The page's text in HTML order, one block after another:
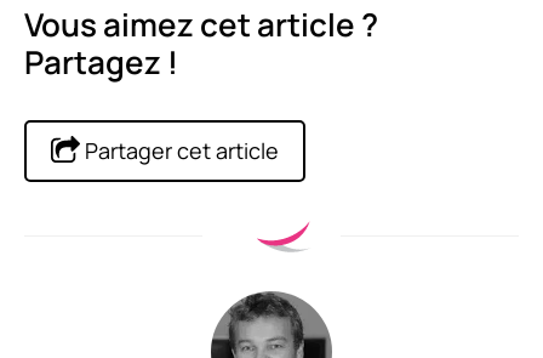
Vous aimez cet article ?
Partagez !
Partager cet article